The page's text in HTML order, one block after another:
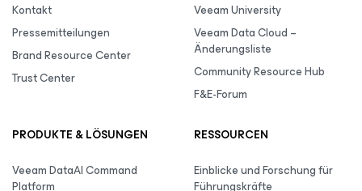
Kontakt
Pressemitteilungen
Brand Resource Center
Trust Center
Veeam University
Veeam Data Cloud –
Änderungsliste
Community Resource Hub
F&E-Forum
PRODUKTE & LÖSUNGEN
Veeam DataAI Command
Platform
RESSOURCEN
Einblicke und Forschung für
Führungskräfte